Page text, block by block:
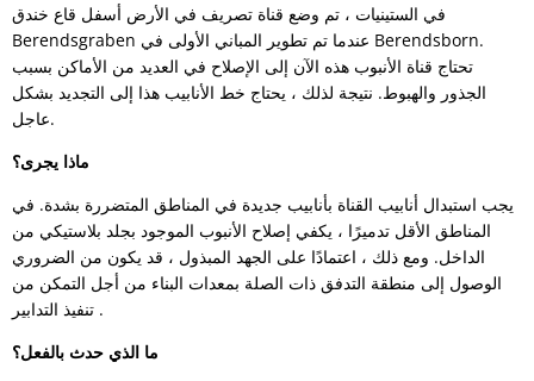
في الستينيات ، تم وضع قناة تصريف في الأرض أسفل قاع خندق
Berendsgraben عندما تم تطوير المباني الأولى في Berendsborn.
تحتاج قناة الأنبوب هذه الآن إلى الإصلاح في العديد من الأماكن بسبب
الجذور والهبوط. نتيجة لذلك ، يحتاج خط الأنابيب هذا إلى التجديد بشكل
عاجل.
ماذا يجرى؟
يجب استبدال أنابيب القناة بأنابيب جديدة في المناطق المتضررة بشدة. في
المناطق الأقل تدميرًا ، يكفي إصلاح الأنبوب الموجود بجلد بلاستيكي من
الداخل. ومع ذلك ، اعتمادًا على الجهد المبذول ، قد يكون من الضروري
الوصول إلى منطقة التدفق ذات الصلة بمعدات البناء من أجل التمكن من
تنفيذ التدابير .
ما الذي حدث بالفعل؟